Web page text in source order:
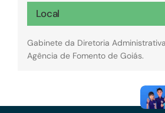
Local
Gabinete da Diretoria
Agência de Fomento de Goiás.